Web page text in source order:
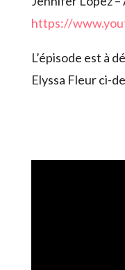
https://
L’épisode est à
Elyssa Fleur ci-